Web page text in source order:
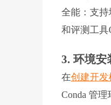
全能：支
和评测工具
3. 环境安
在创建开发
Conda 管理